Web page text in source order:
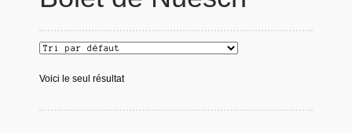
Voici le seul résultat